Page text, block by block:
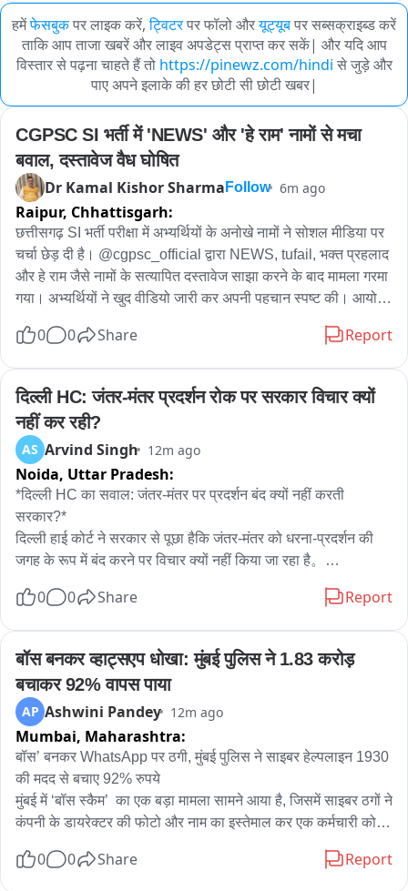
हमेंफेसबुकपर लाइक करें, ट्विटरपर फॉलो औरयूट्यूबपर सब्सक्राइब्ड करें
ताकि आप ताजा खबरें और लाइव अपडेट्स प्राप्त कर सकें| और यदि आप
विस्तार से पढ़ना चाहते हैं तो https://pinewz.com/hindi से जुड़े और
पाए अपने इलाके की हर छोटी सी छोटी खबर|
CGPSC SI भर्ती में 'NEWS' और 'हे राम' नामों से मचा
बवाल, दस्तावेज वैध घोषित
Dr Kamal Kishor Sharma Follow 6m ago
Raipur, Chhattisgarh:
छत्तीसगढ़ SI भर्ती परीक्षा में अभ्यर्थियों के अनोखे नामों ने सोशल मीडिया पर
चर्चा छेड़ दी है। @cgpsc_official द्वारा NEWS, tufail, भक्त प्रहलाद
और हे राम जैसे नामों के सत्यापित दस्तावेज साझा करने के बाद मामला गरमा
गया। अभ्यर्थियों ने खुद वीडियो जारी कर अपनी पहचान स्पष्ट की। आयोग
HeyRam, SpaceRani समेत सभी साथियों को अब मेंस की तैयारी के
0 0 Share Report
दिल्ली HC: जंतर-मंतर प्रदर्शन रोक पर सरकार विचार क्यों
नहीं कर रही?
AS Arvind Singh 12m ago
Noida, Uttar Pradesh:
*दिल्ली HC का सवाल: जंतर-मंतर पर प्रदर्शन बंद क्यों नहीं करती
सरकार?*
दिल्ली हाई कोर्ट ने सरकार से पूछा हैकि जंतर-मंतर को धरना-प्रदर्शन की
जगह के रूप में बंद करने पर विचार क्यों नहीं किया जा रहा है。
जस्टिस अमित महाजन ने कहा कि मेरी व्यक्तिगत राय में जंतर-मंतर या शहर
होती है। विरोध-प्रदर्शनों की वजह से सड़कें जाम हो जाती हैं, एंबुलेंस की
आवाजाही प्रभावित होती है और आम लोगों के कामकाज में बाधा आती है।
यह एक तरह से पूरे शहर को बंधक बनाने जैसा है।
हालांकि, उन्होंने यह भी स्पष्ट किया कि प्रदर्शन की अनुमति देना या न देना
सरकार का काम है। अदालत इस संबंध में कोई फैसला नहीं दे रही है।
*कोर्ट के सामने क्या मामला था?*
प्रोटेक्शन कमेटी की ओर से दायर याचिका पर सुनवाई के दौरान की। कमेटी
0 0 Share Report
बॉस बनकर व्हाट्सएप धोखा: मुंबई पुलिस ने 1.83 करोड़
बचाकर 92% वापस पाया
AP Ashwini Pandey 12m ago
Mumbai, Maharashtra:
बॉस’ बनकर WhatsApp पर ठगी, मुंबई पुलिस ने साइबर हेल्पलाइन 1930
की मदद से बचाए 92% रुपये
मुंबई में ‘बॉस स्कैम’  का एक बड़ा मामला सामने आया है, जिसमें साइबर ठगों ने
कंपनी के डायरेक्टर की फोटो और नाम का इस्तेमाल कर एक कर्मचारी को
अधिकारी बताकर कर्मचारी से तत्काल एक बैंक खाते में 1.98 करोड़ रुपये
0 0 Share Report